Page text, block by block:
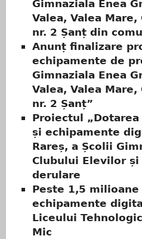
Gimnaziala Enea
Valea, Valea
nr. 2 Șanț din
Anunț finalizare
echipamente de
Gimnaziala Enea
Valea, Valea
nr. 2 Șanț”
Proiectul
și echipamente
Rareș, a Școlii
Clubului Elevilor
derulare
Peste 1,5
echipamente
Liceului
Mic